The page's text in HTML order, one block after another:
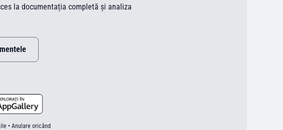
la documentația completă și analiza
• Anulare oricând